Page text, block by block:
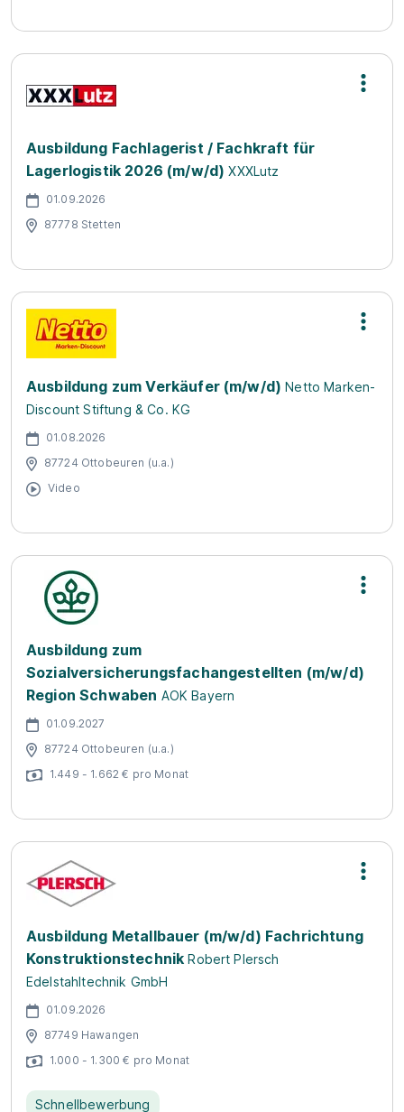
Ausbildung Fachlagerist / Fachkraft für
Lagerlogistik 2026 (m/w/d) XXXLutz
01.09.2026
87778 Stetten
Ausbildung zum Verkäufer (m/w/d) Netto Marken-
Discount Stiftung & Co. KG
01.08.2026
87724 Ottobeuren (u.a.)
Video
Ausbildung zum
Sozialversicherungsfachangestellten (m/w/d)
Region Schwaben AOK Bayern
01.09.2027
87724 Ottobeuren (u.a.)
1.449 - 1.662 € pro Monat
Ausbildung Metallbauer (m/w/d) Fachrichtung
Konstruktionstechnik Robert Plersch
Edelstahltechnik GmbH
01.09.2026
87749 Hawangen
1.000 - 1.300 € pro Monat
Schnellbewerbung